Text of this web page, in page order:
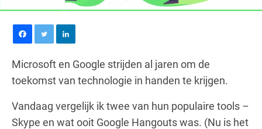
Microsoft en Google strijden al jaren om de
toekomst van technologie in handen te krijgen.
Vandaag vergelijk ik twee van hun populaire tools –
Skype en wat ooit Google Hangouts was. (Nu is het